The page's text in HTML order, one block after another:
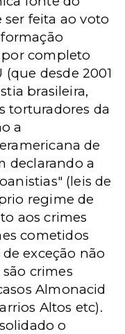
ser feita ao voto
completo
desde 2001
brasileira,
torturadores da
a
de
declarando a
(leis de
regime de
aos crimes
cometidos
exceção não
crimes
Almonacid
Altos etc).
o